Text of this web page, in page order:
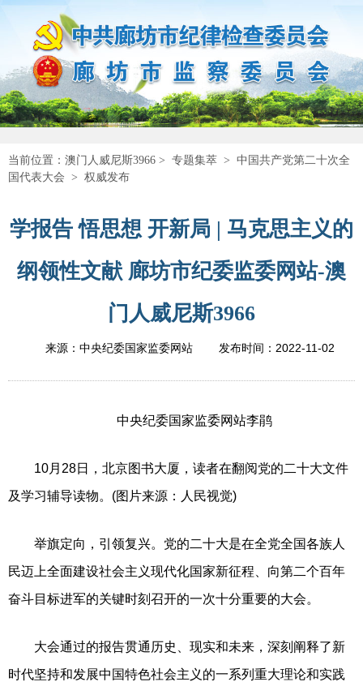
当前位置： 澳门人威尼斯3966 > 专题集萃 > 中国共产党第二十次全
国代表大会 > 权威发布
学报告 悟思想 开新局 | 马克思主义的
纲领性文献 廊坊市纪委监委网站-澳
门人威尼斯3966
来源：中央纪委国家监委网站 发布时间： 2022-11-02
中央纪委国家监委网站李鹃
10月28日，北京图书大厦，读者在翻阅党的二十大文件
及学习辅导读物。(图片来源：人民视觉)
举旗定向，引领复兴。党的二十大是在全党全国各族人
民迈上全面建设社会主义现代化国家新征程、向第二个百年
奋斗目标进军的关键时刻召开的一次十分重要的大会。
大会通过的报告贯通历史、现实和未来，深刻阐释了新
时代坚持和发展中国特色社会主义的一系列重大理论和实践